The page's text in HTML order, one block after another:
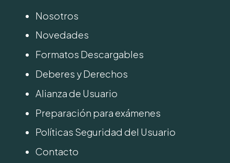
Nosotros
Novedades
Formatos Descargables
Deberes y Derechos
Alianza de Usuario
Preparación para exámenes
Políticas Seguridad del Usuario
Contacto